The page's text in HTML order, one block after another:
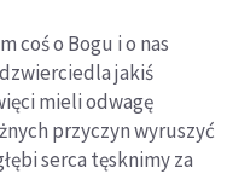
coś o Bogu i o nas
jakiś
mieli odwagę
przyczyn wyruszyć
serca tęsknimy za